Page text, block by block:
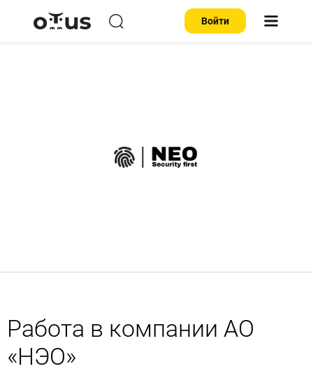
Войти
Работа в компании АО
«НЭО»